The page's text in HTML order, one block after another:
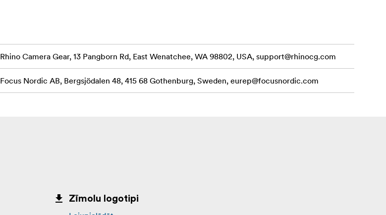
Rhino Camera Gear, 13 Pangborn Rd, East Wenatchee, WA 98802, USA, support@rhinocg.com
Focus Nordic AB, Bergsjödalen 48, 415 68 Gothenburg, Sweden, eurep@focusnordic.com
Zīmolu logotipi